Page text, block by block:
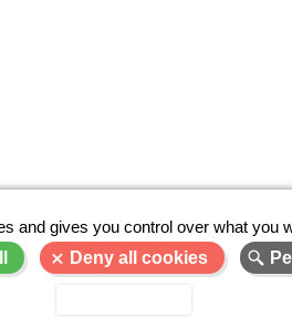
and gives you control over what you
Deny all cookies